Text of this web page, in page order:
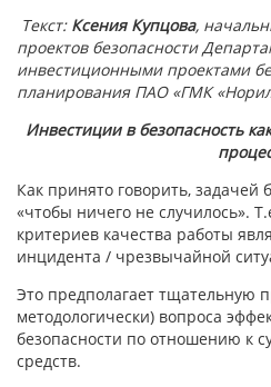
Текст: Ксения Купцова,
проектов безопасности
инвестиционными проектами
планирования ПАО «ГМК
Инвестиции в безопасность
Как принято говорить, задачей
«чтобы ничего не случилось».
критериев качества работы
инцидента / чрезвычайной
Это предполагает тщательную
методологически) вопроса
безопасности по отношению к
средств.